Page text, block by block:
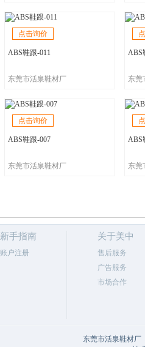
点击询价
ABS鞋跟-011
东莞市活泉鞋材厂
ABS
东莞
点击询价
ABS鞋跟-007
东莞市活泉鞋材厂
ABS
东莞
新手指南
账户注册
关于美中
售后服务
广告服务
市场合作
东莞市活泉鞋材厂